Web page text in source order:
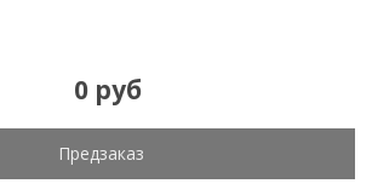
0 руб
Предзаказ